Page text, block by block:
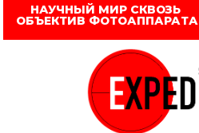
НАУЧНЫЙ МИР СКВОЗЬ
ОБЪЕКТИВ ФОТОАППАРАТА